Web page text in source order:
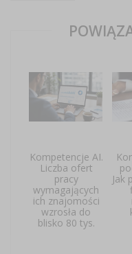
Kompetencje AI.
Liczba ofert
pracy
wymagających
ich znajomości
wzrosła do
blisko 80 tys.
Jak